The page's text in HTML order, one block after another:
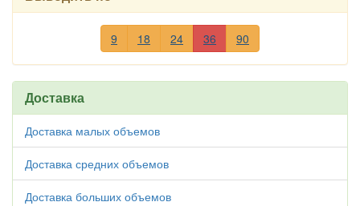
9 18 24 36 90
Доставка
Доставка малых объемов
Доставка средних объемов
Доставка больших объемов